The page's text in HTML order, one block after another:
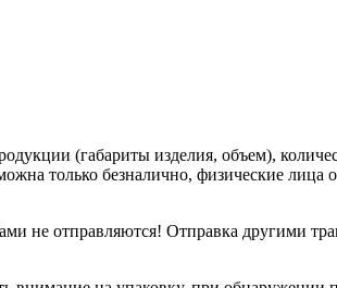
(габариты изделия, объем),
только безналично, физические лица
не отправляются! Отправка другими